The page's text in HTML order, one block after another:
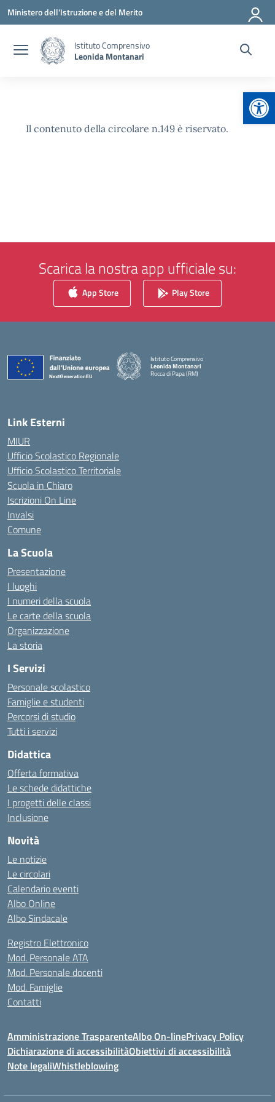
Vai ai contenuti
Vai al menu di navigazione
Vai al footer
Ministero dell'Istruzione e del Merito
Istituto Comprensivo
Leonida Montanari
Il contenuto della circolare n.149 è riservato.
Scarica la nostra app ufficiale su:
App Store Play Store
Istituto Comprensivo
Leonida Montanari
Rocca di Papa (RM)
— Visita la pagina iniziale della scuola
Link Esterni
MIUR
Ufficio Scolastico Regionale
Ufficio Scolastico Territoriale
Scuola in Chiaro
Iscrizioni On Line
Invalsi
Comune
La Scuola
Presentazione
I luoghi
I numeri della scuola
Le carte della scuola
Organizzazione
La storia
I Servizi
Personale scolastico
Famiglie e studenti
Percorsi di studio
Tutti i servizi
Didattica
Offerta formativa
Le schede didattiche
I progetti delle classi
Inclusione
Novità
Le notizie
Le circolari
Calendario eventi
Albo Online
Albo Sindacale
Registro Elettronico
Mod. Personale ATA
Mod. Personale docenti
Mod. Famiglie
Contatti
Amministrazione TrasparenteAlbo On-linePrivacy Policy
Dichiarazione di accessibilitàObiettivi di accessibilità
Note legaliWhistleblowing